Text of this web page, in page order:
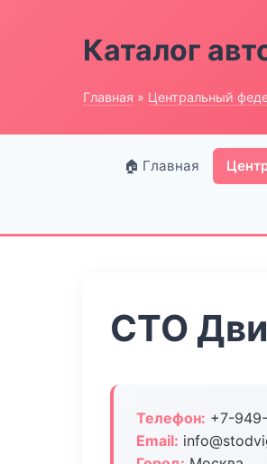
Каталог
Главная » Центральный
🏠 Главная
СТО
Телефон: +7-
Email: